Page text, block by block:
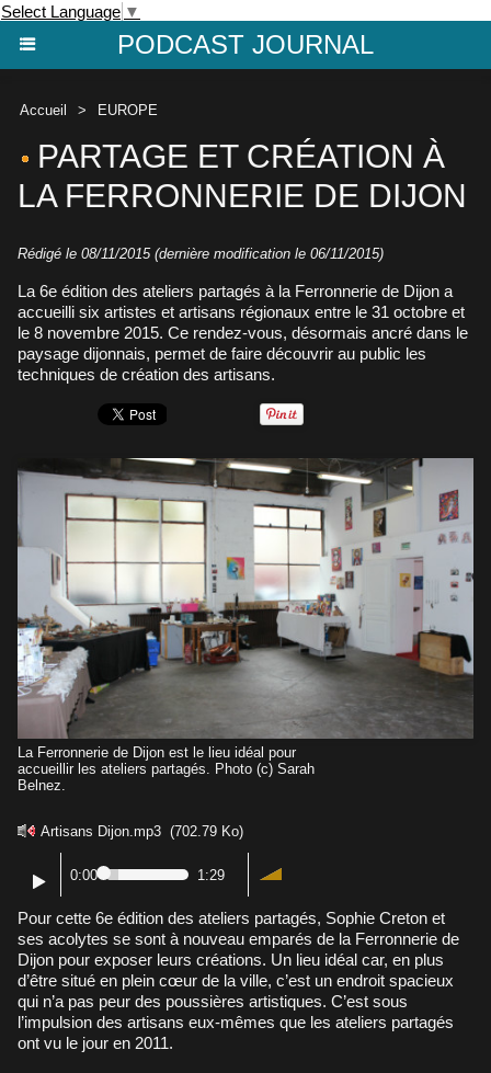
Select Language ▼
PODCAST JOURNAL
Accueil > EUROPE
PARTAGE ET CRÉATION À
LA FERRONNERIE DE DIJON
Rédigé le 08/11/2015 (dernière modification le 06/11/2015)
La 6e édition des ateliers partagés à la Ferronnerie de Dijon a
accueilli six artistes et artisans régionaux entre le 31 octobre et
le 8 novembre 2015. Ce rendez-vous, désormais ancré dans le
paysage dijonnais, permet de faire découvrir au public les
techniques de création des artisans.
La Ferronnerie de Dijon est le lieu idéal pour
accueillir les ateliers partagés. Photo (c) Sarah
Belnez.
Artisans Dijon.mp3 (702.79 Ko)
0:00 1:29
Pour cette 6e édition des ateliers partagés, Sophie Creton et
ses acolytes se sont à nouveau emparés de la Ferronnerie de
Dijon pour exposer leurs créations. Un lieu idéal car, en plus
d’être situé en plein cœur de la ville, c’est un endroit spacieux
qui n’a pas peur des poussières artistiques. C’est sous
l’impulsion des artisans eux-mêmes que les ateliers partagés
ont vu le jour en 2011.